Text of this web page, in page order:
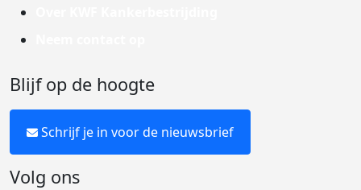
Blijf op de hoogte
Schrijf je in voor de nieuwsbrief
Volg ons